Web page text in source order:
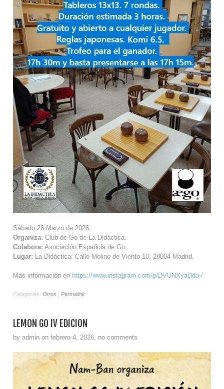
Sábado 28 Marzo de 2026.
Organiza: Club de Go de La Didáctica.
Colabora: Asociación Española de Go.
Lugar: La Didáctica: Calle Molino de Viento 10. 28004 Madrid.
Más información en https://www.instagram.com/p/DVUNXyaDda-/
Categories: Otros | Permalink
LEMON GO IV EDICIÓN
by admin on febrero 4, 2026, no comments